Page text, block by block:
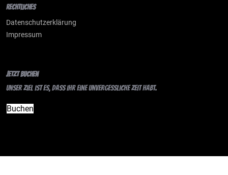
Rechtliches
Datenschutzerklärung
Impressum
Jetzt Buchen
Unser Ziel ist es, dass ihr eine unvergessliche Zeit habt.
Buchen